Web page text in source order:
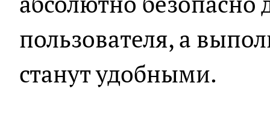
пользователя, а
станут удобными.